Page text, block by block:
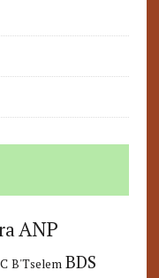
ANP
B'Tselem BDS